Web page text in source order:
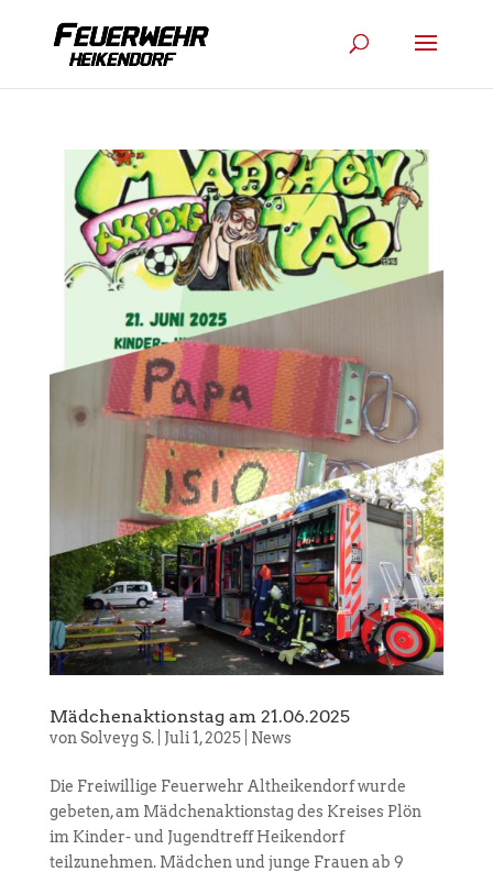
Mädchenaktionstag am 21.06.2025
von Solveyg S.| Juli 1, 2025| News
Die Freiwillige Feuerwehr Altheikendorf wurde
gebeten, am Mädchenaktionstag des Kreises Plön
im Kinder- und Jugendtreff Heikendorf
teilzunehmen. Mädchen und junge Frauen ab 9